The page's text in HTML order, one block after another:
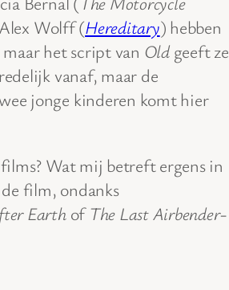
Wolff (Hereditary) hebben
het script van Oldgeeft ze
vanaf, maar de
jonge kinderen komt hier
Wat mij betreft ergens in
film, ondanks
EarthofThe Last Airbender-